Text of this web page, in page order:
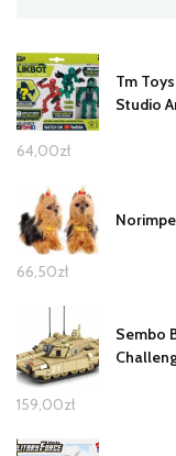
Tm
Studio
64,00zł
66,50zł
Sembo
159,00zł